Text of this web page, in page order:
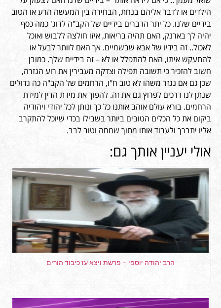
הילדים או לדבר אליהם בנחת, הבחירה בין המעשה הרע או הטוב
בידיים שלנו. כל יתר הדברים בידיים של הקב"ה לדוג' כמה כסף
יהיה לך בארנק, האם תהיה בריאות, איזו חולצה ללבוש ואוכל
לאכול.. זה בידיו של אבא שבשמיים. אך האם לוותר לבעל או
להתעקש איתו, האם להתפלל או לא – זה בידיים שלך. כמובן
חשוב להזכיר כי תשובה תפילה וצדקה מעבירין את רוע הגזרה,
שכן גם אם נגזר משהו לא טוב ח"ו, הרחמים של הקב"ה כה גדולים
שנתן לנו דרכים לפרוץ גם את זה. להפוך את מידת הדין למידת
הרחמים. בורא עולם אוהב אותנו כל כך ונותן לכל יהודי ויהודיה
ביקום את כל הכלים הטובים ביותר בשבילו בכדי שיוכל להתקרב
אליו יתברך ולעבוד אותו מתוך שמחה וטוב לבב.
אולי יעניין אותך גם:
הרב יהודה יוספי – פרשת ויצא עז כיבוד הורים